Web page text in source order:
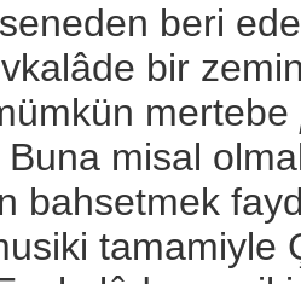
beri
bir
mertebe
misal
bahsetmek
tamamiyle